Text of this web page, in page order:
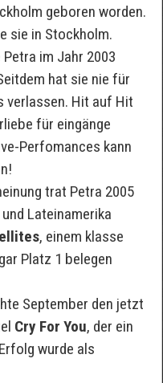
geboren worden.
sie in Stockholm.
im Jahr 2003
hat sie nie für
verlassen. Hit auf Hit
für eingänge
Perfomances kann
trat Petra 2005
Lateinamerika
, einem klasse
Platz 1 belegen
September den jetzt
Cry For You, der ein
wurde als